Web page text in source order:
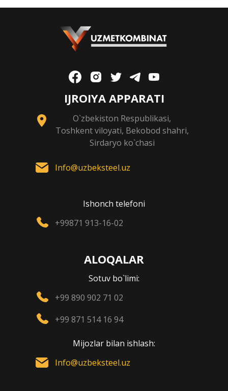
IJROIYA APPARATI
O`zbekiston Respublikasi,
Toshkent viloyati, Bekobod shahri,
Sirdaryo ko`chasi
Info@uzbeksteel.uz
Ishonch telefoni
+99871 913-16-02
ALOQALAR
Sotuv bo`limi:
+99 890 902 71 02
+99 871 514 16 94
Mijozlar bilan ishlash:
Info@uzbeksteel.uz